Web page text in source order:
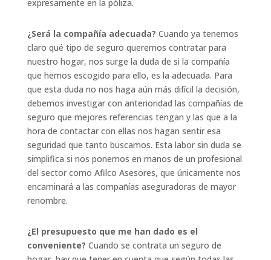
expresamente en la póliza.
¿Será la compañía adecuada? Cuando ya tenemos
claro qué tipo de seguro queremos contratar para
nuestro hogar, nos surge la duda de si la compañía
que hemos escogido para ello, es la adecuada. Para
que esta duda no nos haga aún más difícil la decisión,
debemos investigar con anterioridad las compañías de
seguro que mejores referencias tengan y las que a la
hora de contactar con ellas nos hagan sentir esa
seguridad que tanto buscamos. Esta labor sin duda se
simplifica si nos ponemos en manos de un profesional
del sector como Afilco Asesores, que únicamente nos
encaminará a las compañías aseguradoras de mayor
renombre.
¿El presupuesto que me han dado es el
conveniente? Cuando se contrata un seguro de